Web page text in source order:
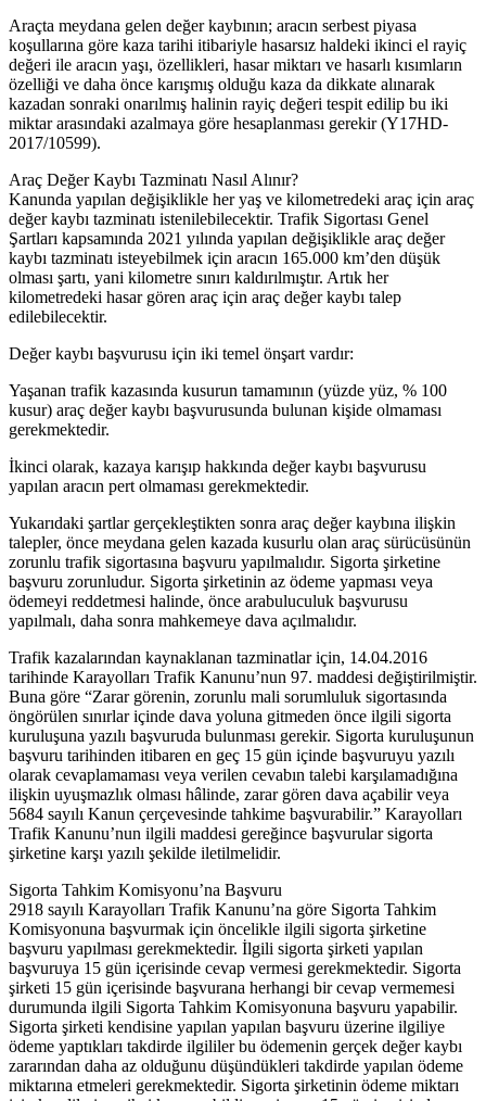
Araçta meydana gelen değer kaybının; aracın serbest piyasa
koşullarına göre kaza tarihi itibariyle hasarsız haldeki ikinci el rayiç
değeri ile aracın yaşı, özellikleri, hasar miktarı ve hasarlı kısımların
özelliği ve daha önce karışmış olduğu kaza da dikkate alınarak
kazadan sonraki onarılmış halinin rayiç değeri tespit edilip bu iki
miktar arasındaki azalmaya göre hesaplanması gerekir (Y17HD-
2017/10599).
Araç Değer Kaybı Tazminatı Nasıl Alınır?
Kanunda yapılan değişiklikle her yaş ve kilometredeki araç için araç
değer kaybı tazminatı istenilebilecektir. Trafik Sigortası Genel
Şartları kapsamında 2021 yılında yapılan değişiklikle araç değer
kaybı tazminatı isteyebilmek için aracın 165.000 km’den düşük
olması şartı, yani kilometre sınırı kaldırılmıştır. Artık her
kilometredeki hasar gören araç için araç değer kaybı talep
edilebilecektir.
Değer kaybı başvurusu için iki temel önşart vardır:
Yaşanan trafik kazasında kusurun tamamının (yüzde yüz, % 100
kusur) araç değer kaybı başvurusunda bulunan kişide olmaması
gerekmektedir.
İkinci olarak, kazaya karışıp hakkında değer kaybı başvurusu
yapılan aracın pert olmaması gerekmektedir.
Yukarıdaki şartlar gerçekleştikten sonra araç değer kaybına ilişkin
talepler, önce meydana gelen kazada kusurlu olan araç sürücüsünün
zorunlu trafik sigortasına başvuru yapılmalıdır. Sigorta şirketine
başvuru zorunludur. Sigorta şirketinin az ödeme yapması veya
ödemeyi reddetmesi halinde, önce arabuluculuk başvurusu
yapılmalı, daha sonra mahkemeye dava açılmalıdır.
Trafik kazalarından kaynaklanan tazminatlar için, 14.04.2016
tarihinde Karayolları Trafik Kanunu’nun 97. maddesi değiştirilmiştir.
Buna göre “Zarar görenin, zorunlu mali sorumluluk sigortasında
öngörülen sınırlar içinde dava yoluna gitmeden önce ilgili sigorta
kuruluşuna yazılı başvuruda bulunması gerekir. Sigorta kuruluşunun
başvuru tarihinden itibaren en geç 15 gün içinde başvuruyu yazılı
olarak cevaplamaması veya verilen cevabın talebi karşılamadığına
ilişkin uyuşmazlık olması hâlinde, zarar gören dava açabilir veya
5684 sayılı Kanun çerçevesinde tahkime başvurabilir.” Karayolları
Trafik Kanunu’nun ilgili maddesi gereğince başvurular sigorta
şirketine karşı yazılı şekilde iletilmelidir.
Sigorta Tahkim Komisyonu’na Başvuru
2918 sayılı Karayolları Trafik Kanunu’na göre Sigorta Tahkim
Komisyonuna başvurmak için öncelikle ilgili sigorta şirketine
başvuru yapılması gerekmektedir. İlgili sigorta şirketi yapılan
başvuruya 15 gün içerisinde cevap vermesi gerekmektedir. Sigorta
şirketi 15 gün içerisinde başvurana herhangi bir cevap vermemesi
durumunda ilgili Sigorta Tahkim Komisyonuna başvuru yapabilir.
Sigorta şirketi kendisine yapılan yapılan başvuru üzerine ilgiliye
ödeme yaptıkları takdirde ilgililer bu ödemenin gerçek değer kaybı
zararından daha az olduğunu düşündükleri takdirde yapılan ödeme
miktarına etmeleri gerekmektedir. Sigorta şirketinin ödeme miktarı